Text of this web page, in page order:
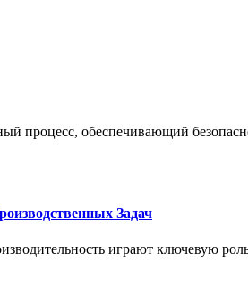
процесс, обеспечивающий
Задач
играют ключевую